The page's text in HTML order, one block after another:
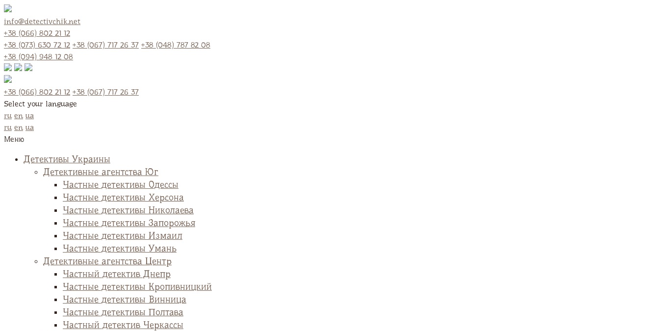
info@detectivchik.net
+38 (066) 802 21 12
+38 (073) 630 72 12 +38 (067) 717 26 37 +38 (048) 787 82 08
+38 (094) 948 12 08
+38 (066) 802 21 12 +38 (067) 717 26 37
Select your language
ru en ua
ru en ua
Меню
Детективы Украины
Детективные агентства Юг
Частные детективы Одессы
Частные детективы Херсона
Частные детективы Николаева
Частные детективы Запорожья
Частные детективы Измаил
Частные детективы Умань
Детективные агентства Центр
Частный детектив Днепр
Частные детективы Кропивницкий
Частные детективы Винница
Частные детективы Полтава
Частный детектив Черкассы